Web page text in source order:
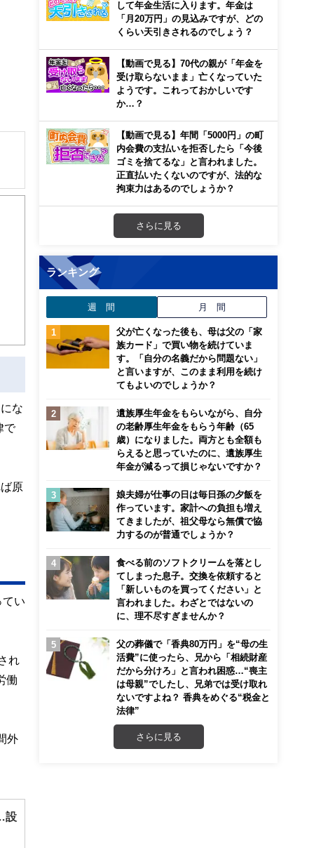
き
な
で
原
てい
れ
働
外
設
して年金生活に入ります。年金は
「月20万円」の見込みですが、どの
くらい天引きされるのでしょう？
【動画で見る】70代の親が「年金を
受け取らないまま」亡くなっていた
ようです。これっておかしいです
か…？
【動画で見る】年間「5000円」の町
内会費の支払いを拒否したら「今後
ゴミを捨てるな」と言われました。
正直払いたくないのですが、法的な
拘束力はあるのでしょうか？
さらに見る
ランキング
週 間 月 間
父が亡くなった後も、母は父の「家
族カード」で買い物を続けていま
す。「自分の名義だから問題ない」
と言いますが、このまま利用を続け
てもよいのでしょうか？
遺族厚生年金をもらいながら、自分
の老齢厚生年金をもらう年齢（65
歳）になりました。両方とも全額も
らえると思っていたのに、遺族厚生
年金が減るって損じゃないですか？
娘夫婦が仕事の日は毎日孫の夕飯を
作っています。家計への負担も増え
てきましたが、祖父母なら無償で協
力するのが普通でしょうか？
食べる前のソフトクリームを落とし
てしまった息子。交換を依頼すると
「新しいものを買ってください」と
言われました。わざとではないの
に、理不尽すぎませんか？
父の葬儀で「香典80万円」を“母の生
活費”に使ったら、兄から「相続財産
だから分けろ」と言われ困惑…“喪主
は母親”でしたし、兄弟では受け取れ
ないですよね？ 香典をめぐる“税金と
法律”
さらに見る